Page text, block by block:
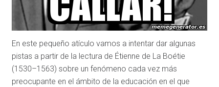
En este pequeño atículo vamos a intentar dar algunas
pistas a partir de la lectura de Étienne de La Boétie
(1530–1563) sobre un fenómeno cada vez más
preocupante en el ámbito de la educación en el que